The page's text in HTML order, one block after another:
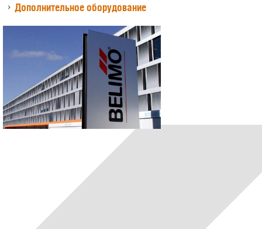
Дополнительное оборудование